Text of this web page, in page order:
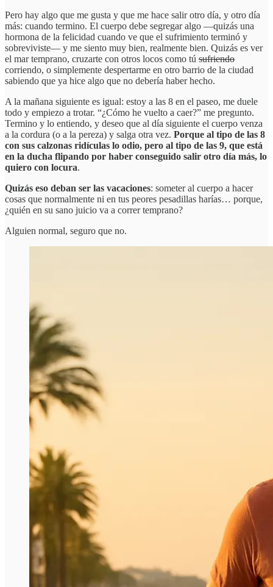
Pero hay algo que me gusta y que me hace salir otro día, y otro día
más: cuando termino. El cuerpo debe segregar algo —quizás una
hormona de la felicidad cuando ve que el sufrimiento terminó y
sobreviviste— y me siento muy bien, realmente bien. Quizás es ver
el mar temprano, cruzarte con otros locos como tú sufriendo
corriendo, o simplemente despertarme en otro barrio de la ciudad
sabiendo que ya hice algo que no debería haber hecho.
A la mañana siguiente es igual: estoy a las 8 en el paseo, me duele
todo y empiezo a trotar. “¿Cómo he vuelto a caer?” me pregunto.
Termino y lo entiendo, y deseo que al día siguiente el cuerpo venza
a la cordura (o a la pereza) y salga otra vez. Porque al tipo de las 8
con sus calzonas ridículas lo odio, pero al tipo de las 9, que está
en la ducha flipando por haber conseguido salir otro día más, lo
quiero con locura.
Quizás eso deban ser las vacaciones: someter al cuerpo a hacer
cosas que normalmente ni en tus peores pesadillas harías… porque,
¿quién en su sano juicio va a correr temprano?
Alguien normal, seguro que no.